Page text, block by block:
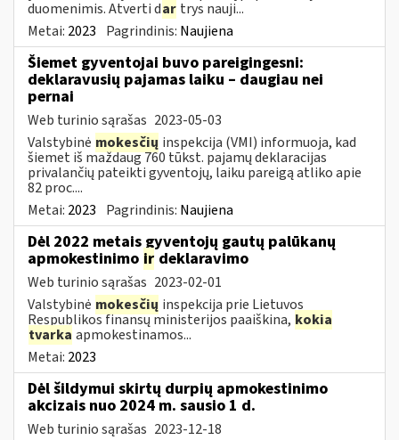
duomenimis. Atverti dar trys nauji...
Metai: 2023 Pagrindinis: Naujiena
Šiemet gyventojai buvo pareigingesni:
deklaravusių pajamas laiku – daugiau nei
pernai
Web turinio sąrašas 2023-05-03
Valstybinė mokesčių inspekcija (VMI) informuoja, kad
šiemet iš maždaug 760 tūkst. pajamų deklaracijas
privalančių pateikti gyventojų, laiku pareigą atliko apie
82 proc....
Metai: 2023 Pagrindinis: Naujiena
Dėl 2022 metais gyventojų gautų palūkanų
apmokestinimo ir deklaravimo
Web turinio sąrašas 2023-02-01
Valstybinė mokesčių inspekcija prie Lietuvos
Respublikos finansų ministerijos paaiškina, kokia
tvarka apmokestinamos...
Metai: 2023
Dėl šildymui skirtų durpių apmokestinimo
akcizais nuo 2024 m. sausio 1 d.
Web turinio sąrašas 2023-12-18